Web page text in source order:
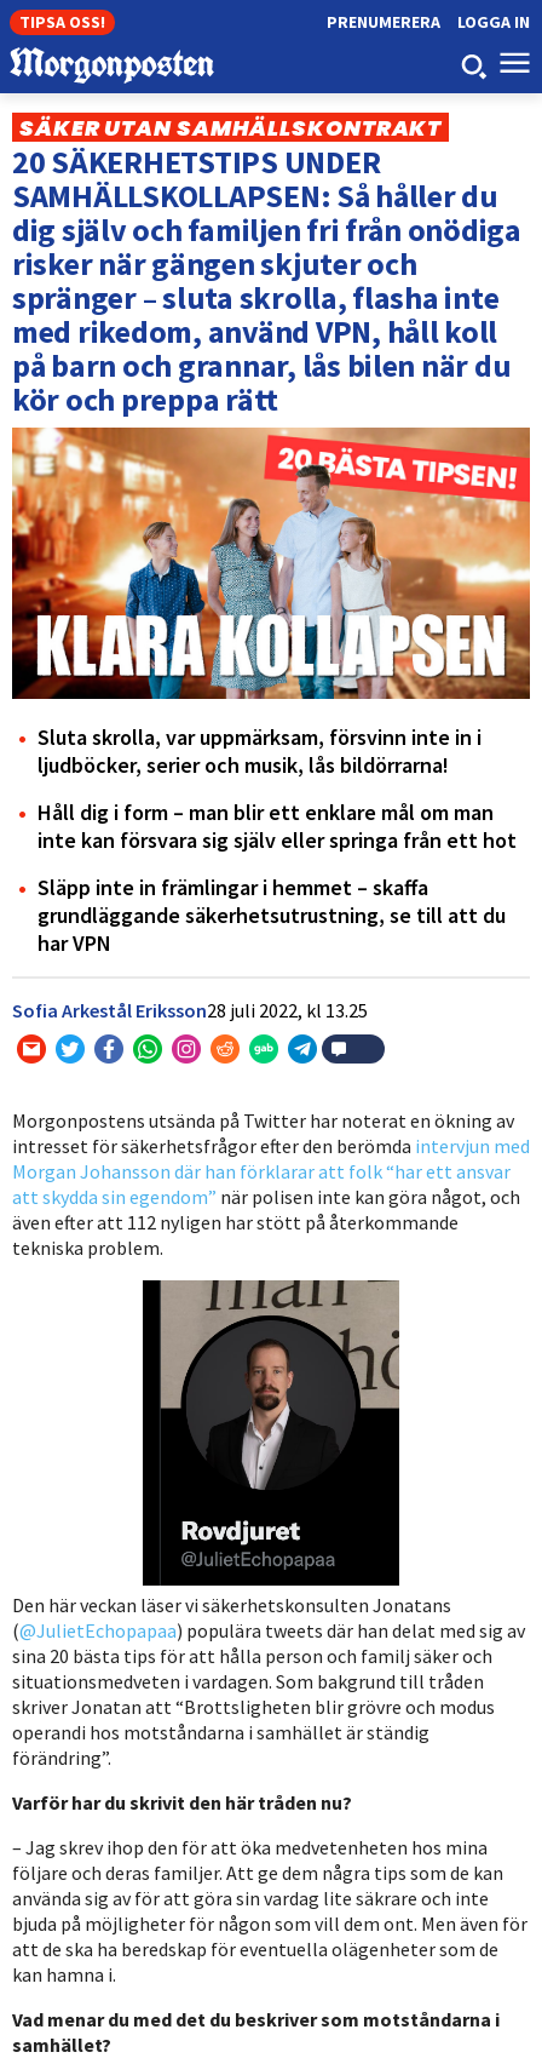
TIPSA OSS! LOGGA IN
PRENUMERERA
SÄKER UTAN SAMHÄLLSKONTRAKT
20 SÄKERHETSTIPS UNDER
SAMHÄLLSKOLLAPSEN: Så håller du
dig själv och familjen fri från onödiga
risker när gängen skjuter och
spränger – sluta skrolla, flasha inte
med rikedom, använd VPN, håll koll
på barn och grannar, lås bilen när du
kör och preppa rätt
Sluta skrolla, var uppmärksam, försvinn inte in i
ljudböcker, serier och musik, lås bildörrarna!
Håll dig i form – man blir ett enklare mål om man
inte kan försvara sig själv eller springa från ett hot
Släpp inte in främlingar i hemmet – skaffa
grundläggande säkerhetsutrustning, se till att du
har VPN
Sofia Arkestål Eriksson28 juli 2022, kl 13.25
Morgonpostens utsända på Twitter har noterat en ökning av
intresset för säkerhetsfrågor efter den berömda intervjun med
Morgan Johansson där han förklarar att folk “har ett ansvar
att skydda sin egendom” när polisen inte kan göra något, och
även efter att 112 nyligen har stött på återkommande
tekniska problem.
Den här veckan läser vi säkerhetskonsulten Jonatans
(@JulietEchopapaa) populära tweets där han delat med sig av
sina 20 bästa tips för att hålla person och familj säker och
situationsmedveten i vardagen. Som bakgrund till tråden
skriver Jonatan att “Brottsligheten blir grövre och modus
operandi hos motståndarna i samhället är ständig
förändring”.
Varför har du skrivit den här tråden nu?
Jag skrev ihop den för att öka medvetenheten hos mina
följare och deras familjer. Att ge dem några tips som de kan
använda sig av för att göra sin vardag lite säkrare och inte
bjuda på möjligheter för någon som vill dem ont. Men även för
att de ska ha beredskap för eventuella olägenheter som de
kan hamna i.
Vad menar du med det du beskriver som motståndarna i
samhället?